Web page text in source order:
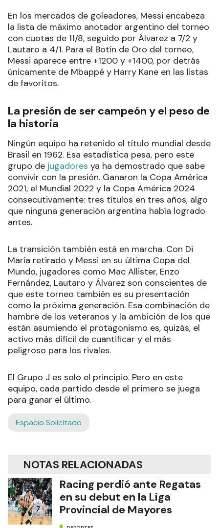
En los mercados de goleadores, Messi encabeza
la lista de máximo anotador argentino del torneo
con cuotas de 11/8, seguido por Álvarez a 7/2 y
Lautaro a 4/1. Para el Botín de Oro del torneo,
Messi aparece entre +1200 y +1400, por detrás
únicamente de Mbappé y Harry Kane en las listas
de favoritos.
La presión de ser campeón y el peso de
la historia
Ningún equipo ha retenido el título mundial desde
Brasil en 1962. Esa estadística pesa, pero este
grupo de jugadores ya ha demostrado que sabe
convivir con la presión. Ganaron la Copa América
2021, el Mundial 2022 y la Copa América 2024
consecutivamente: tres títulos en tres años, algo
que ninguna generación argentina había logrado
antes.
La transición también está en marcha. Con Di
María retirado y Messi en su última Copa del
Mundo, jugadores como Mac Allister, Enzo
Fernández, Lautaro y Álvarez son conscientes de
que este torneo también es su presentación
como la próxima generación. Esa combinación de
hambre de los veteranos y la ambición de los que
están asumiendo el protagonismo es, quizás, el
activo más difícil de cuantificar y el más
peligroso para los rivales.
El Grupo J es solo el principio. Pero en este
equipo, cada partido desde el primero se juega
para ganar el último.
Espacio Solicitado
NOTAS RELACIONADAS
Racing perdió ante Regatas
en su debut en la Liga
Provincial de Mayores